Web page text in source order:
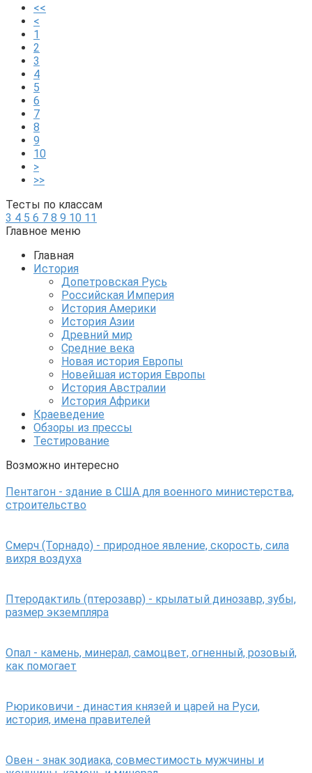
<<
<
1
2
3
4
5
6
7
8
9
10
>
>>
Тесты по классам
3 4 5 6 7 8 9 10 11
Главное меню
Главная
История
Допетровская Русь
Российская Империя
История Америки
История Азии
Древний мир
Средние века
Новая история Европы
Новейшая история Европы
История Австралии
История Африки
Краеведение
Обзоры из прессы
Тестирование
Возможно интересно
Пентагон - здание в США для военного министерства,
строительство
Смерч (Торнадо) - природное явление, скорость, сила
вихря воздуха
Птеродактиль (птерозавр) - крылатый динозавр, зубы,
размер экземпляра
Опал - камень, минерал, самоцвет, огненный, розовый,
как помогает
Рюриковичи - династия князей и царей на Руси,
история, имена правителей
Овен - знак зодиака, совместимость мужчины и